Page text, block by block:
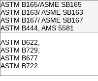
ASTM B165/ASME SB165
ASTM B163/ ASME SB163
ASTM B167/ ASME SB167
ASTM B444, AMS 5581
ASTM B622,
ASTM B729,
ASTM B677
ASTM B722